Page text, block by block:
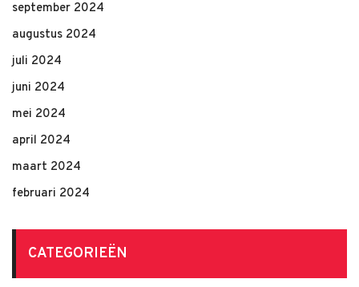
september 2024
augustus 2024
juli 2024
juni 2024
mei 2024
april 2024
maart 2024
februari 2024
CATEGORIEËN